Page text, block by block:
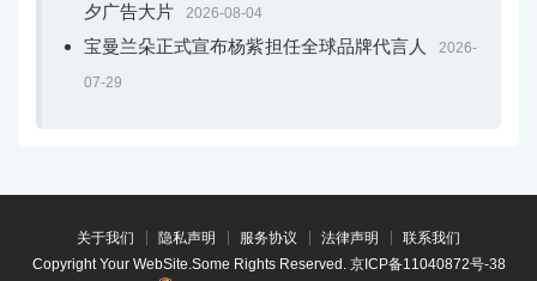
夕广告大片
2026-08-04
宝曼兰朵正式宣布杨紫担任全球品牌代言人 2026-
07-29
关于我们 隐私声明 服务协议 法律声明
联系我们
Copyright Your WebSite.Some Rights Reserved. 京ICP备11040872号-38